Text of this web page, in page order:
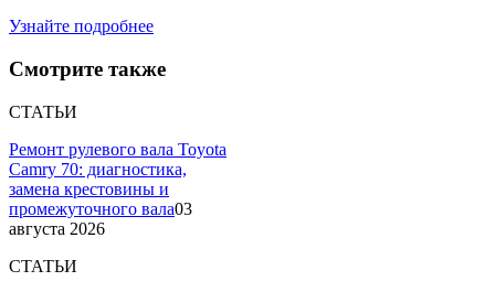
Узнайте подробнее
Смотрите также
СТАТЬИ
Ремонт рулевого вала Toyota
Camry 70: диагностика,
замена крестовины и
промежуточного вала03
августа 2026
СТАТЬИ